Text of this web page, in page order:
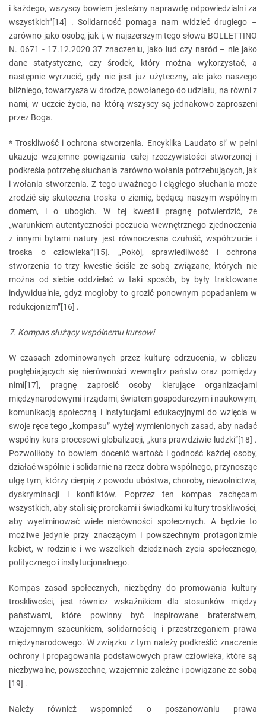
i każdego, wszyscy bowiem jesteśmy naprawdę odpowiedzialni za
wszystkich”[14] . Solidarność pomaga nam widzieć drugiego –
zarówno jako osobę, jak i, w najszerszym tego słowa BOLLETTINO
N. 0671 - 17.12.2020 37 znaczeniu, jako lud czy naród – nie jako
dane statystyczne, czy środek, który można wykorzystać, a
następnie wyrzucić, gdy nie jest już użyteczny, ale jako naszego
bliźniego, towarzysza w drodze, powołanego do udziału, na równi z
nami, w uczcie życia, na którą wszyscy są jednakowo zaproszeni
przez Boga.
* Troskliwość i ochrona stworzenia. Encyklika Laudato si’ w pełni
ukazuje wzajemne powiązania całej rzeczywistości stworzonej i
podkreśla potrzebę słuchania zarówno wołania potrzebujących, jak
i wołania stworzenia. Z tego uważnego i ciągłego słuchania może
zrodzić się skuteczna troska o ziemię, będącą naszym wspólnym
domem, i o ubogich. W tej kwestii pragnę potwierdzić, że
„warunkiem autentyczności poczucia wewnętrznego zjednoczenia
z innymi bytami natury jest równoczesna czułość, współczucie i
troska o człowieka”[15]. „Pokój, sprawiedliwość i ochrona
stworzenia to trzy kwestie ściśle ze sobą związane, których nie
można od siebie oddzielać w taki sposób, by były traktowane
indywidualnie, gdyż mogłoby to grozić ponownym popadaniem w
redukcjonizm”[16] .
7. Kompas służący wspólnemu kursowi
W czasach zdominowanych przez kulturę odrzucenia, w obliczu
pogłębiających się nierówności wewnątrz państw oraz pomiędzy
nimi[17], pragnę zaprosić osoby kierujące organizacjami
międzynarodowymi i rządami, światem gospodarczym i naukowym,
komunikacją społeczną i instytucjami edukacyjnymi do wzięcia w
swoje ręce tego „kompasu” wyżej wymienionych zasad, aby nadać
wspólny kurs procesowi globalizacji, „kurs prawdziwie ludzki”[18] .
Pozwoliłoby to bowiem docenić wartość i godność każdej osoby,
działać wspólnie i solidarnie na rzecz dobra wspólnego, przynosząc
ulgę tym, którzy cierpią z powodu ubóstwa, choroby, niewolnictwa,
dyskryminacji i konfliktów. Poprzez ten kompas zachęcam
wszystkich, aby stali się prorokami i świadkami kultury troskliwości,
aby wyeliminować wiele nierówności społecznych. A będzie to
możliwe jedynie przy znaczącym i powszechnym protagonizmie
kobiet, w rodzinie i we wszelkich dziedzinach życia społecznego,
politycznego i instytucjonalnego.
Kompas zasad społecznych, niezbędny do promowania kultury
troskliwości, jest również wskaźnikiem dla stosunków między
państwami, które powinny być inspirowane braterstwem,
wzajemnym szacunkiem, solidarnością i przestrzeganiem prawa
międzynarodowego. W związku z tym należy podkreślić znaczenie
ochrony i propagowania podstawowych praw człowieka, które są
niezbywalne, powszechne, wzajemnie zależne i powiązane ze sobą
[19] .
Należy również wspomnieć o poszanowaniu prawa